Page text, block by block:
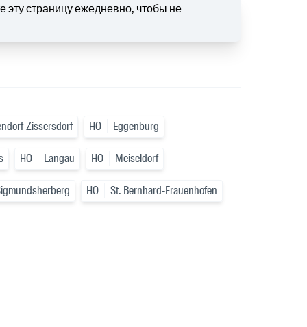
страницу ежедневно, чтобы не
Zissersdorf HO Eggenburg
HO Langau HO Meiseldorf
HO St. Bernhard-Frauenhofen